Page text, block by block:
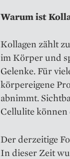
Warum ist
Kollagen zählt
im Körper und
Gelenke. Für
körpereigene
abnimmt.
Cellulite
Der derzeitige
In dieser Zeit